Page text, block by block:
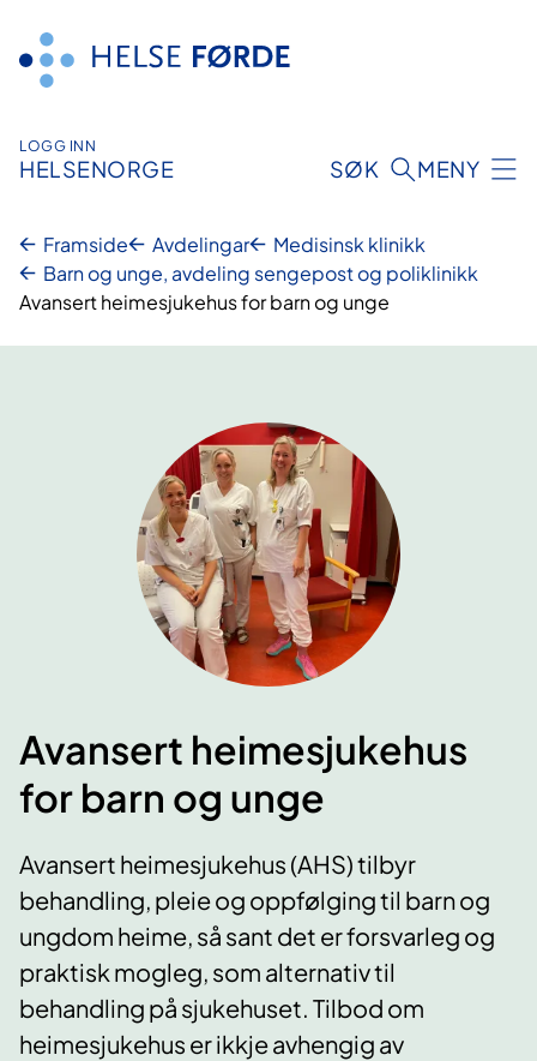
innhald
LOGG INN
HELSENORGE SØK MENY
Framside Avdelingar
Medisinsk klinikk
Barn og unge, avdeling sengepost og poliklinikk
Avansert heimesjukehus for barn og unge
Avansert heimesjukehus
for barn og unge
Avansert heimesjukehus (AHS) tilbyr
behandling, pleie og oppfølging til barn og
ungdom heime, så sant det er forsvarleg og
praktisk mogleg, som alternativ til
behandling på sjukehuset. Tilbod om
heimesjukehus er ikkje avhengig av